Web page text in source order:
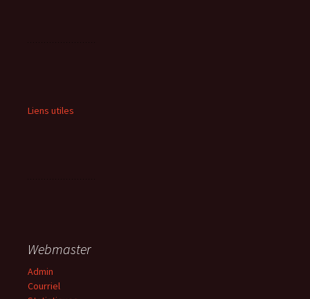
Liens utiles
Webmaster
Admin
Courriel